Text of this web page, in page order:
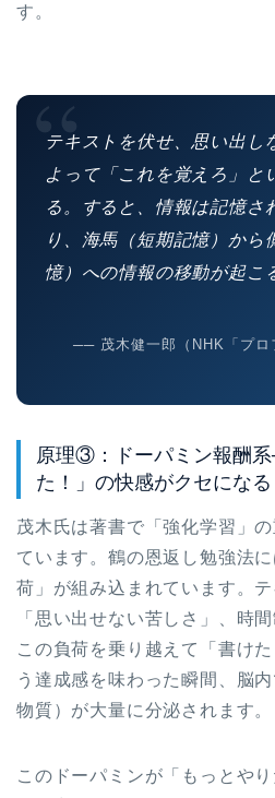
す。
“
テキストを伏せ、思い出し
よって「これを覚えろ」と
る。すると、情報は記憶さ
り、海馬（短期記憶）から
憶）への情報の移動が起こ
── 茂木健一郎（NHK「プロ
原理③：ドーパミン報酬
た！」の快感がクセになる
茂木氏は著書で「強化学習」
ています。鶴の恩返し勉強法
荷」が組み込まれています。
「思い出せない苦しさ」、時
この負荷を乗り越えて「書け
う達成感を味わった瞬間、脳
物質）が大量に分泌されます。
このドーパミンが「もっとや